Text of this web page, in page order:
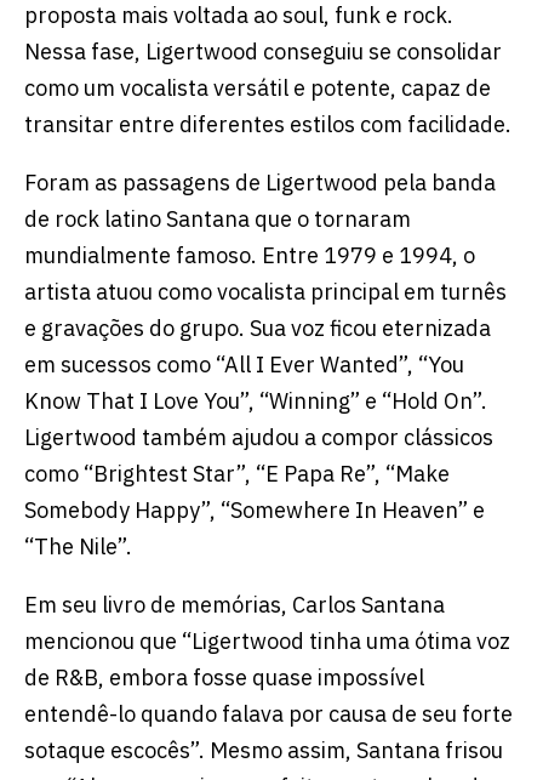
proposta mais voltada ao soul, funk e rock.
Nessa fase, Ligertwood conseguiu se consolidar
como um vocalista versátil e potente, capaz de
transitar entre diferentes estilos com facilidade.
Foram as passagens de Ligertwood pela banda
de rock latino Santana que o tornaram
mundialmente famoso. Entre 1979 e 1994, o
artista atuou como vocalista principal em turnês
e gravações do grupo. Sua voz ficou eternizada
em sucessos como “All I Ever Wanted”, “You
Know That I Love You”, “Winning” e “Hold On”.
Ligertwood também ajudou a compor clássicos
como “Brightest Star”, “E Papa Re”, “Make
Somebody Happy”, “Somewhere In Heaven” e
“The Nile”.
Em seu livro de memórias, Carlos Santana
mencionou que “Ligertwood tinha uma ótima voz
de R&B, embora fosse quase impossível
entendê-lo quando falava por causa de seu forte
sotaque escocês”. Mesmo assim, Santana frisou